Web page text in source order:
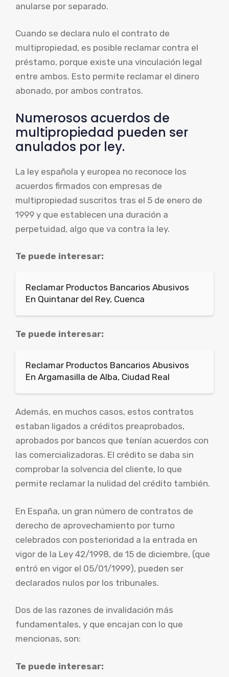
anularse por separado.
Cuando se declara nulo el contrato de
multipropiedad, es posible reclamar contra el
préstamo, porque existe una vinculación legal
entre ambos. Esto permite reclamar el dinero
abonado, por ambos contratos.
Numerosos acuerdos de
multipropiedad pueden ser
anulados por ley.
La ley española y europea no reconoce los
acuerdos firmados con empresas de
multipropiedad suscritos tras el 5 de enero de
1999 y que establecen una duración a
perpetuidad, algo que va contra la ley.
Te puede interesar:
Reclamar Productos Bancarios Abusivos
En Quintanar del Rey, Cuenca
Te puede interesar:
Reclamar Productos Bancarios Abusivos
En Argamasilla de Alba, Ciudad Real
Además, en muchos casos, estos contratos
estaban ligados a créditos preaprobados,
aprobados por bancos que tenían acuerdos con
las comercializadoras. El crédito se daba sin
comprobar la solvencia del cliente, lo que
permite reclamar la nulidad del crédito también.
En España, un gran número de contratos de
derecho de aprovechamiento por turno
celebrados con posterioridad a la entrada en
vigor de la Ley 42/1998, de 15 de diciembre, (que
entró en vigor el 05/01/1999), pueden ser
declarados nulos por los tribunales.
Dos de las razones de invalidación más
fundamentales, y que encajan con lo que
mencionas, son:
Te puede interesar: